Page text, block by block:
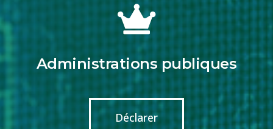
Administrations publiques
Déclarer